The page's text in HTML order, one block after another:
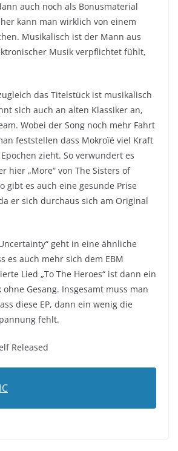
auch noch als Bonusmaterial
kann man wirklich von einem
Musikalisch ist der Mann aus
Musik verpflichtet fühlt,
das Titelstück ist musikalisch
sich auch an alten Klassiker an,
Wobei der Song noch mehr Fahrt
feststellen dass Mokroïé viel Kraft
zieht. So verwundert es
hier „More“ von The Sisters of
gibt es auch eine gesunde Prise
er sich durchaus sich am Original
geht in eine ähnliche
es auch mehr sich dem EBM
Lied „To The Heroes“ ist dann ein
ohne Gesang. Insgesamt muss man
diese EP, dann ein wenig die
fehlt.
Released